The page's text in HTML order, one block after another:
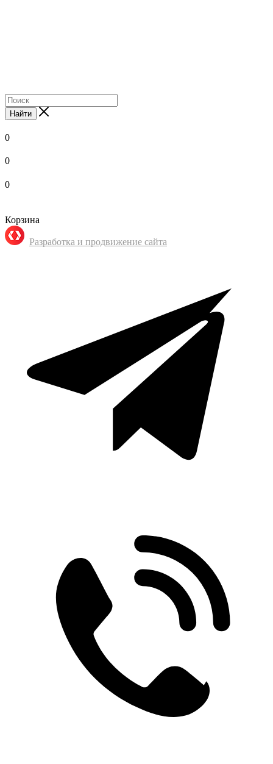
Найти
0
0
0
Корзина
Разработка и продвижение сайта